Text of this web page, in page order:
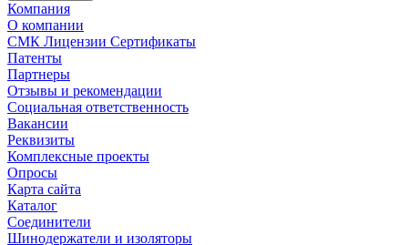
Компания
О компании
СМК Лицензии Сертификаты
Патенты
Партнеры
Отзывы и рекомендации
Социальная ответственность
Вакансии
Реквизиты
Комплексные проекты
Опросы
Карта сайта
Каталог
Соединители
Шинодержатели и изоляторы